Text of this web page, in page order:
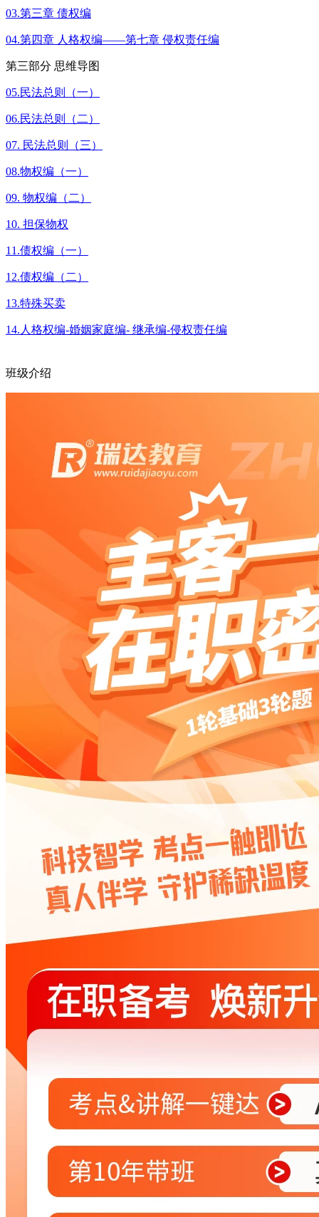
03.第三章 债权编
04.第四章 人格权编——第七章 侵权责任编
第三部分 思维导图
05.民法总则（一）
06.民法总则（二）
07. 民法总则（三）
08.物权编（一）
09. 物权编（二）
10. 担保物权
11.债权编（一）
12.债权编（二）
13.特殊买卖
14.人格权编-婚姻家庭编- 继承编-侵权责任编
班级介绍